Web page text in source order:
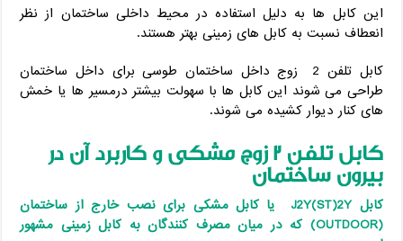
این کابل ها به دلیل استفاده در محیط داخلی ساختمان از نظر
انعطاف نسبت به کابل های زمینی بهتر هستند.
کابل تلفن 2 زوج داخل ساختمان طوسی برای داخل ساختمان
طراحی می شوند این کابل ها با سهولت بیشتر درمسیر ها یا خمش
های کنار دیوار کشیده می شوند.
کابل تلفن 2 زوج مشکی و کاربرد آن در
بیرون ساختمان
کابلJ2Y(ST)2Y
یا کابل مشکی برای نصب خارج از ساختمان
(OUTDOOR)
که در میان مصرف کنندگان به کابل زمینی مشهور